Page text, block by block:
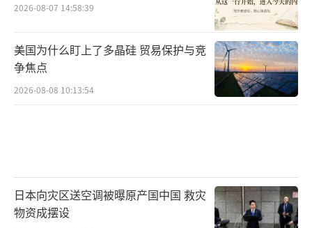
2026-08-07 14:58:39
美国为什么盯上了多晶硅 贸易保护与竞
争焦点
2026-08-08 10:13:54
日本向灾区送空调被曝原产国中国 救灾
物资成摆设